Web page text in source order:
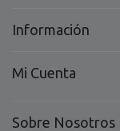
Información
Mi Cuenta
Sobre Nosotros